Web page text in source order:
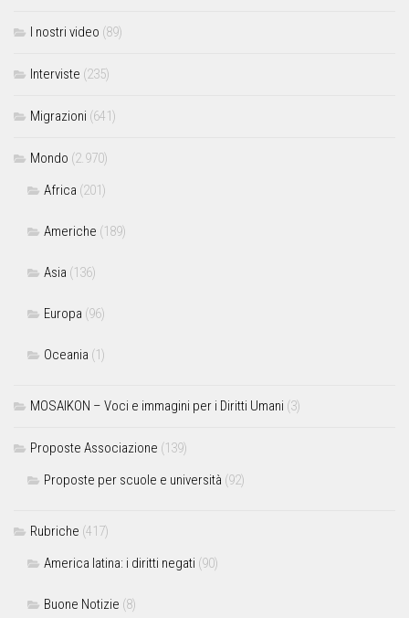
I nostri video (89)
Interviste (235)
Migrazioni (641)
Mondo (2.970)
Africa (201)
Americhe (189)
Asia (136)
Europa (96)
Oceania (1)
MOSAIKON – Voci e immagini per i Diritti Umani (3)
Proposte Associazione (139)
Proposte per scuole e università (92)
Rubriche (417)
America latina: i diritti negati (90)
Buone Notizie (8)